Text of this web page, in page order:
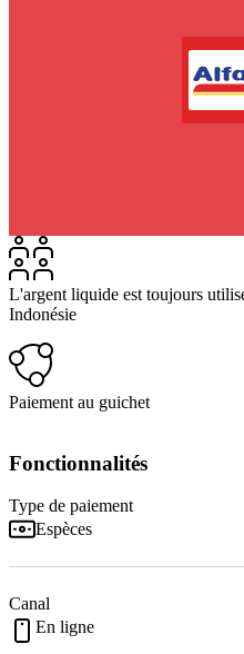
L'argent liquide est toujours
Indonésie
Paiement au guichet
Fonctionnalités
Type de paiement
Espèces
Canal
En ligne